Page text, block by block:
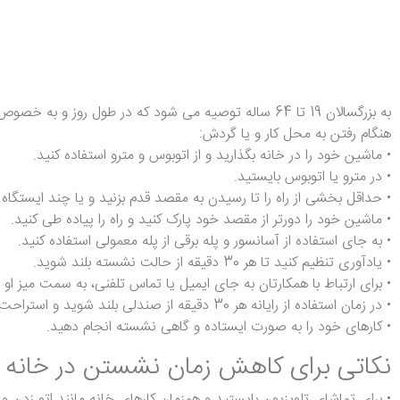
به بزرگسالان 19 تا 64 ساله توصیه می شود که در طول روز و به خصوص در محل کار، هنگام مسافرت و در منزل سعی کنند کمتر بنشینند.
هنگام رفتن به محل کار و یا گردش:
• ماشین خود را در خانه بگذارید و از اتوبوس و مترو استفاده کنید.
• در مترو یا اتوبوس بایستید.
• حداقل بخشی از راه را تا رسیدن به مقصد قدم بزنید و یا چند
• ماشین خود را دورتر از مقصد خود پارک کنید و راه را پیاده طی کنید.
• به جای استفاده از آسانسور و پله برقی از پله معمولی استفاده کنید.
• یادآوری تنظیم کنید تا هر 30 دقیقه از حالت نشسته بلند شوید.
• برای ارتباط با همکارتان به جای ایمیل یا تماس تلفنی، به سمت میز او
• در زمان استفاده از رایانه هر 30 دقیقه از صندلی بلند شوید و استراحت کنید.
• کارهای خود را به صورت ایستاده و گاهی نشسته انجام دهید.
نکاتی برای کاهش زمان نشستن در خانه